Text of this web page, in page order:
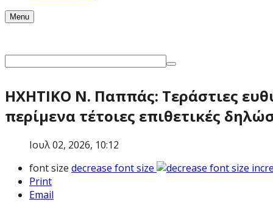
Menu
ΗΧΗΤΙΚΟ Ν. Παππάς: Τεράστιες
περίμενα τέτοιες επιθετικές
Ιουλ 02, 2026, 10:12
font size decrease font size
Print
Email